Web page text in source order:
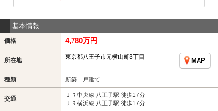
基本情報
価格 4,780万円
所在地 東京都八王子市元横山町3丁目
MAP
種類 新築一戸建て
交通
ＪＲ中央線 八王子駅 徒歩17分
ＪＲ横浜線 八王子駅 徒歩17分